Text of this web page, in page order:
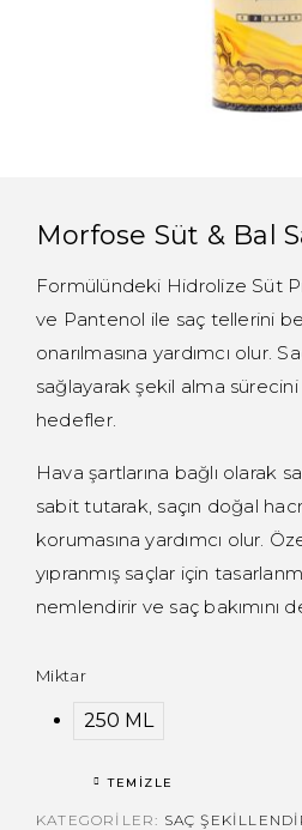
Morfose Süt & Bal
Formülündeki Hidrolize Süt
ve Pantenol ile saç tellerini
onarılmasına yardımcı olur.
sağlayarak şekil alma sürecini
hedefler.
Hava şartlarına bağlı olarak
sabit tutarak, saçın doğal
korumasına yardımcı olur.
yıpranmış saçlar için
nemlendirir ve saç bakımını
Miktar
250 ML
TEMIZLE
KATEGORILER: SAÇ